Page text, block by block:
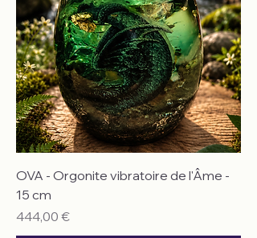
OVA - Orgonite vibratoire de l'Âme -
15 cm
Prix
444,00 €